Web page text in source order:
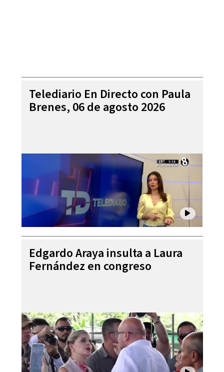
Telediario En Directo con Paula
Brenes, 06 de agosto 2026
Edgardo Araya insulta a Laura
Fernández en congreso